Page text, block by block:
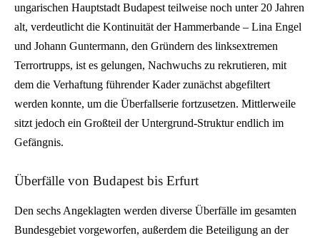
ungarischen Hauptstadt Budapest teilweise noch unter 20 Jahren
alt, verdeutlicht die Kontinuität der Hammerbande – Lina Engel
und Johann Guntermann, den Gründern des linksextremen
Terrortrupps, ist es gelungen, Nachwuchs zu rekrutieren, mit
dem die Verhaftung führender Kader zunächst abgefiltert
werden konnte, um die Überfallserie fortzusetzen. Mittlerweile
sitzt jedoch ein Großteil der Untergrund-Struktur endlich im
Gefängnis.
Überfälle von Budapest bis Erfurt
Den sechs Angeklagten werden diverse Überfälle im gesamten
Bundesgebiet vorgeworfen, außerdem die Beteiligung an der